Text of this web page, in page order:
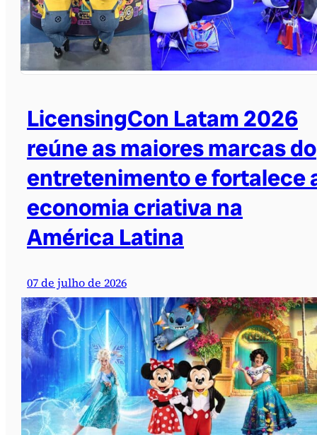
LicensingCon Latam 2026
reúne as maiores marcas do
entretenimento e fortalece
economia criativa na
América Latina
07 de julho de 2026